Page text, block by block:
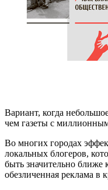
Вариант, когда
чем газеты с
Во многих городах
локальных блогеров,
быть значительно ближе
обезличенная реклама